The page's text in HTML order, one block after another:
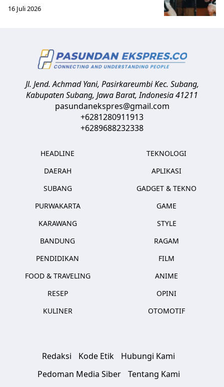
16 Juli 2026
Jl. Jend. Achmad Yani, Pasirkareumbi Kec. Subang,
Kabupaten Subang, Jawa Barat,Indonesia41211
pasundanekspres@gmail.com
+6281280911913
+6289688232338
HEADLINE
DAERAH
SUBANG
PURWAKARTA
KARAWANG
BANDUNG
PENDIDIKAN
FOOD & TRAVELING
RESEP
KULINER
TEKNOLOGI
APLIKASI
GADGET & TEKNO
GAME
STYLE
RAGAM
FILM
ANIME
OPINI
OTOMOTIF
Redaksi Kode Etik
Hubungi Kami
Pedoman Media Siber
Tentang Kami